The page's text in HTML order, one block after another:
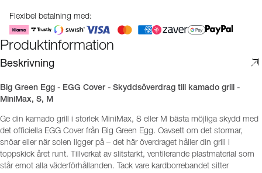
Flexibel betalning med:
Produktinformation
Beskrivning
Big Green Egg - EGG Cover - Skyddsöverdrag till kamado grill -
MiniMax, S, M
Ge din kamado grill i storlek MiniMax, S eller M bästa möjliga skydd med
det officiella EGG Cover från Big Green Egg. Oavsett om det stormar,
snöar eller när solen ligger på – det här överdraget håller din grill i
toppskick året runt. Tillverkat av slitstarkt, ventilerande plastmaterial som
står emot alla väderförhållanden. Tack vare kardborrebandet sitter